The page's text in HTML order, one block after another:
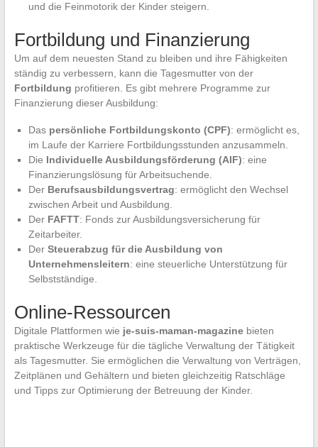
und die Feinmotorik der Kinder steigern.
Fortbildung und Finanzierung
Um auf dem neuesten Stand zu bleiben und ihre Fähigkeiten
ständig zu verbessern, kann die Tagesmutter von der
Fortbildung profitieren. Es gibt mehrere Programme zur
Finanzierung dieser Ausbildung:
Das persönliche Fortbildungskonto (CPF): ermöglicht es,
im Laufe der Karriere Fortbildungsstunden anzusammeln.
Die Individuelle Ausbildungsförderung (AIF): eine
Finanzierungslösung für Arbeitsuchende.
Der Berufsausbildungsvertrag: ermöglicht den Wechsel
zwischen Arbeit und Ausbildung.
Der FAFTT: Fonds zur Ausbildungsversicherung für
Zeitarbeiter.
Der Steuerabzug für die Ausbildung von
Unternehmensleitern: eine steuerliche Unterstützung für
Selbstständige.
Online-Ressourcen
Digitale Plattformen wie je-suis-maman-magazinebieten
praktische Werkzeuge für die tägliche Verwaltung der Tätigkeit
als Tagesmutter. Sie ermöglichen die Verwaltung von Verträgen,
Zeitplänen und Gehältern und bieten gleichzeitig Ratschläge
und Tipps zur Optimierung der Betreuung der Kinder.